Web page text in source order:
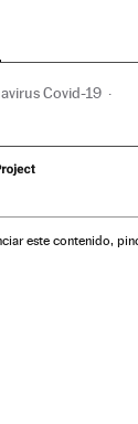
Covid-19
Doenças
este contenido,